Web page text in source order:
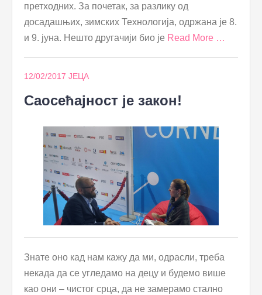
претходних. За почетак, за разлику од
досадашњих, зимских Технологија, одржана је 8.
и 9. јуна. Нешто другачији био је Read More …
12/02/2017 ЈЕЦА
Саосећајност је закон!
Знате оно кад нам кажу да ми, одрасли, треба
некада да се угледамо на децу и будемо више
као они – чистог срца, да не замерамо стално